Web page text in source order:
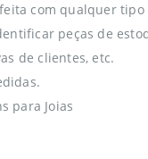
com qualquer tipo
peças de
de clientes, etc.
para Joias